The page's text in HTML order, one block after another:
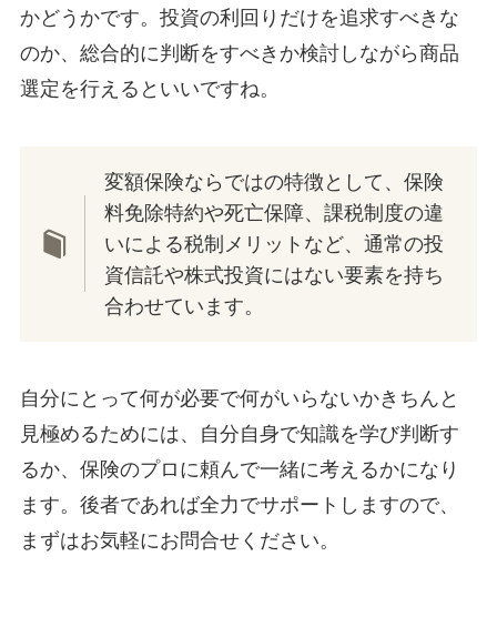
かどうかです。投資の利回りだけを追求すべきな
のか、総合的に判断をすべきか検討しながら商品
選定を行えるといいですね。
変額保険ならではの特徴として、保険
料免除特約や死亡保障、課税制度の違
いによる税制メリットなど、通常の投
資信託や株式投資にはない要素を持ち
合わせています。
自分にとって何が必要で何がいらないかきちんと
見極めるためには、自分自身で知識を学び判断す
るか、保険のプロに頼んで一緒に考えるかになり
ます。後者であれば全力でサポートしますので、
まずはお気軽にお問合せください。